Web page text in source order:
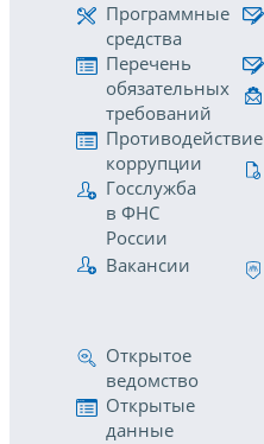
Программные
средства
Перечень
обязательных
требований
Противодействие
коррупции
Госслужба
в ФНС
России
Вакансии
Открытое
ведомство
Открытые
данные